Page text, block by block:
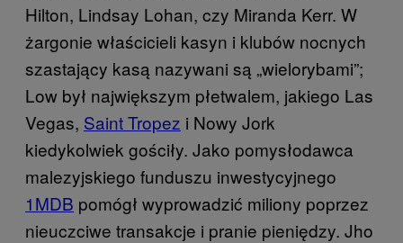
Hilton, Lindsay Lohan, czy Miranda Kerr. W
żargonie właścicieli kasyn i klubów nocnych
szastający kasą nazywani są „wielorybami”;
Low był największym płetwalem, jakiego Las
Vegas, Saint Tropez i Nowy Jork
kiedykolwiek gościły. Jako pomysłodawca
malezyjskiego funduszu inwestycyjnego
1MDB pomógł wyprowadzić miliony poprzez
nieuczciwe transakcje i pranie pieniędzy. Jho